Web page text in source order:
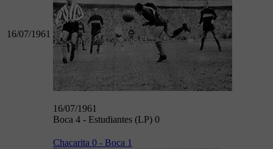
16/07/1961
16/07/1961
Boca 4 - Estudiantes (LP) 0
Chacarita 0 - Boca 1